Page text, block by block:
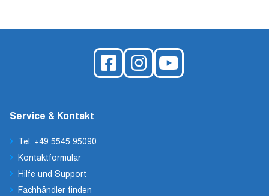
Service & Kontakt
Tel. +49 5545 95090
Kontaktformular
Hilfe und Support
Fachhändler finden